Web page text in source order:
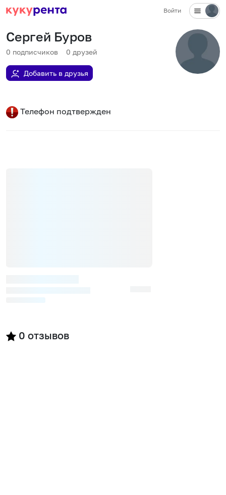
Войти
Сергей Буров
0 подписчиков 0 друзей
Добавить в друзья
Телефон подтвержден
0 отзывов